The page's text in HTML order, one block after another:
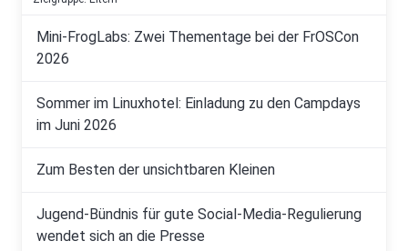
Mini-FrogLabs: Zwei Thementage bei der FrOSCon
2026
Sommer im Linuxhotel: Einladung zu den Campdays
im Juni 2026
Zum Besten der unsichtbaren Kleinen
Jugend-Bündnis für gute Social-Media-Regulierung
wendet sich an die Presse